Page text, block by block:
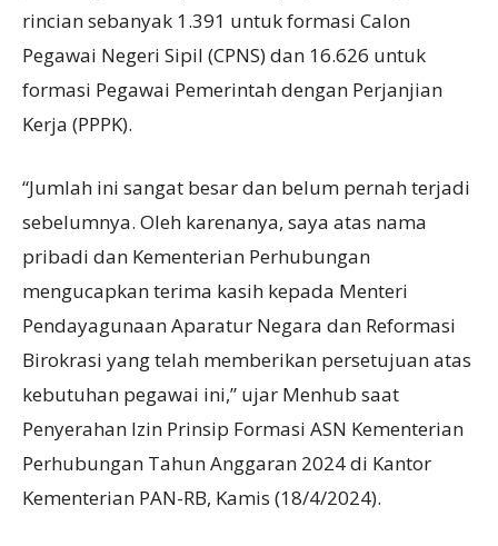
rincian sebanyak 1.391 untuk formasi Calon
Pegawai Negeri Sipil (CPNS) dan 16.626 untuk
formasi Pegawai Pemerintah dengan Perjanjian
Kerja (PPPK).
“Jumlah ini sangat besar dan belum pernah terjadi
sebelumnya. Oleh karenanya, saya atas nama
pribadi dan Kementerian Perhubungan
mengucapkan terima kasih kepada Menteri
Pendayagunaan Aparatur Negara dan Reformasi
Birokrasi yang telah memberikan persetujuan atas
kebutuhan pegawai ini,” ujar Menhub saat
Penyerahan Izin Prinsip Formasi ASN Kementerian
Perhubungan Tahun Anggaran 2024 di Kantor
Kementerian PAN-RB, Kamis (18/4/2024).